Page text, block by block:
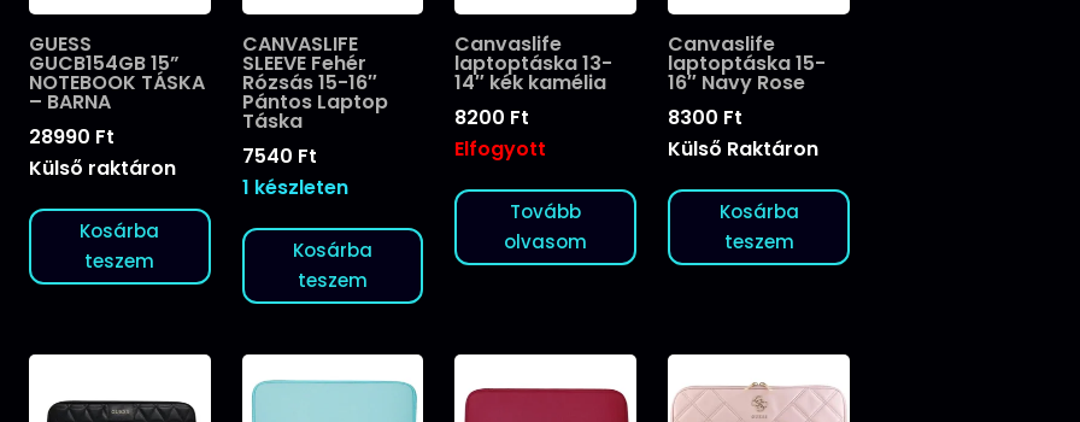
GUESS
GUCB154GB 15”
NOTEBOOK TÁSKA
– BARNA
28990 Ft
Külső raktáron
Kosárba
teszem
CANVASLIFE
SLEEVE Fehér
Rózsás 15-16″
Pántos Laptop
Táska
7540 Ft
1 készleten
Kosárba
teszem
Canvaslife
laptoptáska 13-
14″ kék kamélia
8200 Ft
Elfogyott
Tovább
olvasom
Canvaslife
laptoptáska 15-
16″ Navy Rose
8300 Ft
Külső Raktáron
Kosárba
teszem